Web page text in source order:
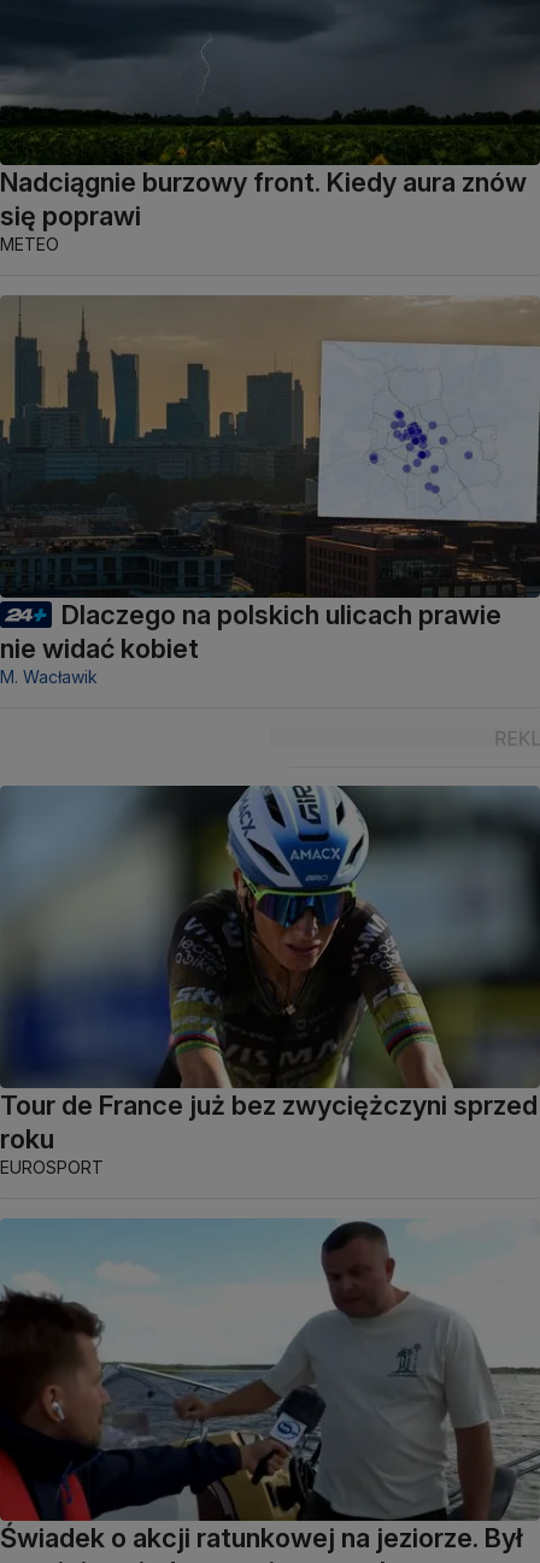
Nadciągnie burzowy front. Kiedy aura znów
się poprawi
METEO
Dlaczego na polskich ulicach prawie
nie widać kobiet
M. Wacławik
Tour de France już bez zwyciężczyni sprzed
roku
EUROSPORT
Świadek o akcji ratunkowej na jeziorze. Był